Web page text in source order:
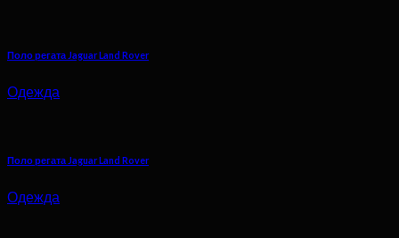
Поло регата Jaguar Land Rover
Одежда
Поло регата Jaguar Land Rover
Одежда